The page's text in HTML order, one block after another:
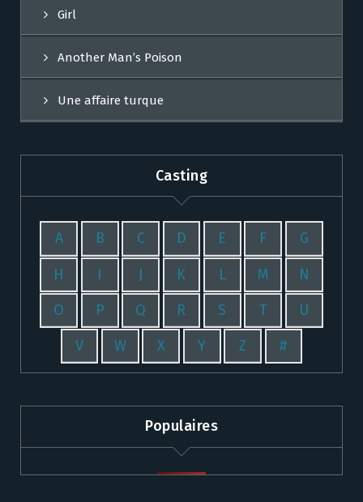
Girl
Another Man’s Poison
Une affaire turque
Casting
A B C D E F G
H I J K L M N
O P Q R S T U
V W X Y Z #
Populaires